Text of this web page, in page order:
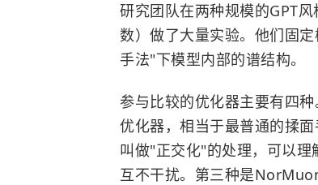
研究团队在两种规模的GPT
数）做了大量实验。他们固
手法"下模型内部的谱结构。
参与比较的优化器主要有四
优化器，相当于最普通的揉
叫做"正交化"的处理，可以理
互不干扰。第三种是